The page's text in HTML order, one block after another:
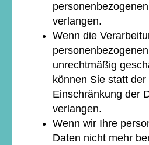
verlangen.
Wenn die
unrechtmäßig
können Sie statt
Einschränkung der
verlangen.
Wenn wir Ihre
Daten nicht mehr